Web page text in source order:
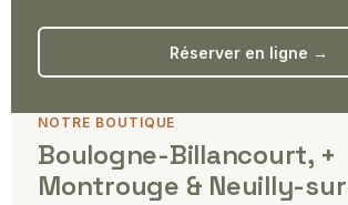
Réserver en ligne →
NOTRE BOUTIQUE
Boulogne-Billancourt, +
Montrouge & Neuilly-